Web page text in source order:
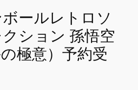
ボールレトロソ
ション 孫悟空
の極意）予約受